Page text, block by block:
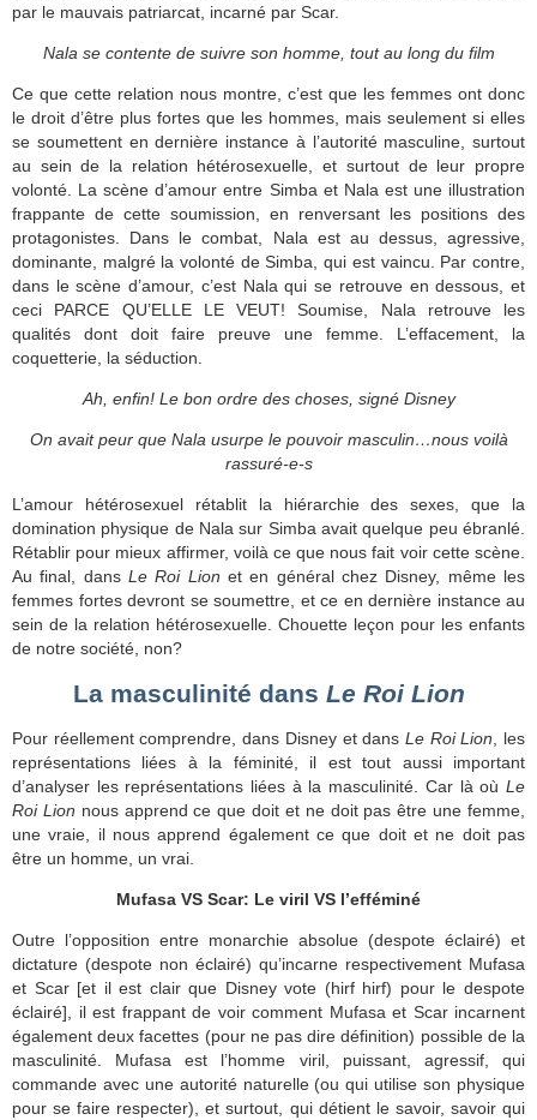
par le mauvais patriarcat, incarné par Scar.
Nala se contente de suivre son homme, tout au long du film
Ce que cette relation nous montre, c’est que les femmes ont donc
le droit d’être plus fortes que les hommes, mais seulement si elles
se soumettent en dernière instance à l’autorité masculine, surtout
au sein de la relation hétérosexuelle, et surtout de leur propre
volonté. La scène d’amour entre Simba et Nala est une illustration
frappante de cette soumission, en renversant les positions des
protagonistes. Dans le combat, Nala est au dessus, agressive,
dominante, malgré la volonté de Simba, qui est vaincu. Par contre,
dans le scène d’amour, c’est Nala qui se retrouve en dessous, et
ceci PARCE QU’ELLE LE VEUT! Soumise, Nala retrouve les
qualités dont doit faire preuve une femme. L’effacement, la
coquetterie, la séduction.
Ah, enfin! Le bon ordre des choses, signé Disney
On avait peur que Nala usurpe le pouvoir masculin…nous voilà
rassuré-e-s
L’amour hétérosexuel rétablit la hiérarchie des sexes, que la
domination physique de Nala sur Simba avait quelque peu ébranlé.
Rétablir pour mieux affirmer, voilà ce que nous fait voir cette scène.
Au final, dans Le Roi Lion et en général chez Disney, même les
femmes fortes devront se soumettre, et ce en dernière instance au
sein de la relation hétérosexuelle. Chouette leçon pour les enfants
de notre société, non?
La masculinité dans Le Roi Lion
Pour réellement comprendre, dans Disney et dans Le Roi Lion, les
représentations liées à la féminité, il est tout aussi important
d’analyser les représentations liées à la masculinité. Car là où Le
Roi Lion nous apprend ce que doit et ne doit pas être une femme,
une vraie, il nous apprend également ce que doit et ne doit pas
être un homme, un vrai.
Mufasa VS Scar: Le viril VS l’efféminé
Outre l’opposition entre monarchie absolue (despote éclairé) et
dictature (despote non éclairé) qu’incarne respectivement Mufasa
et Scar [et il est clair que Disney vote (hirf hirf) pour le despote
éclairé], il est frappant de voir comment Mufasa et Scar incarnent
également deux facettes (pour ne pas dire définition) possible de la
masculinité. Mufasa est l’homme viril, puissant, agressif, qui
commande avec une autorité naturelle (ou qui utilise son physique
pour se faire respecter), et surtout, qui détient le savoir, savoir qui